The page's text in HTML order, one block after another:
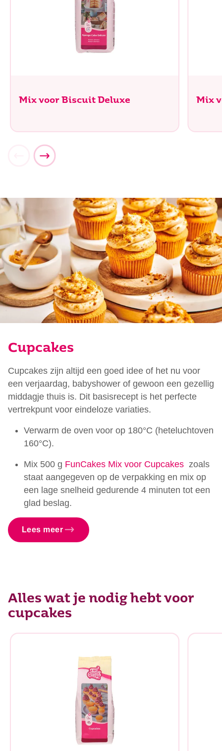
Mix voor Biscuit Deluxe Mix
Cupcakes
Cupcakes zijn altijd een goed idee of het nu voor
een verjaardag, babyshower of gewoon een gezellig
middagje thuis is. Dit basisrecept is het perfecte
vertrekpunt voor eindeloze variaties.
Verwarm de oven voor op 180°C (heteluchtoven
160°C).
Mix 500 g FunCakes Mix voor Cupcakes zoals
staat aangegeven op de verpakking en mix op
een lage snelheid gedurende 4 minuten tot een
glad beslag.
Lees meer
Alles wat je nodig hebt voor
cupcakes